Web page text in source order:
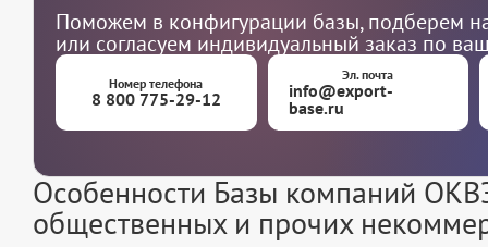
Поможем в конфигурации базы, подберем
или согласуем индивидуальный заказ по
Номер телефона
8 800 775-29-12
Эл. почта
info@export-
base.ru
Особенности Базы компаний
общественных и прочих